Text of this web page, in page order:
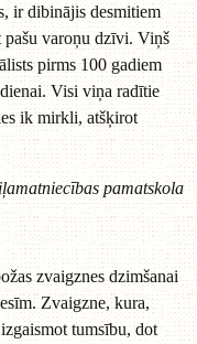
ir dibinājis desmitiem
pašu varoņu dzīvi. Viņš
pirms 100 gadiem
Visi viņa radītie
ik mirkli, atšķirot
pamatskola
zvaigznes dzimšanai
Zvaigzne, kura,
tumsību, dot